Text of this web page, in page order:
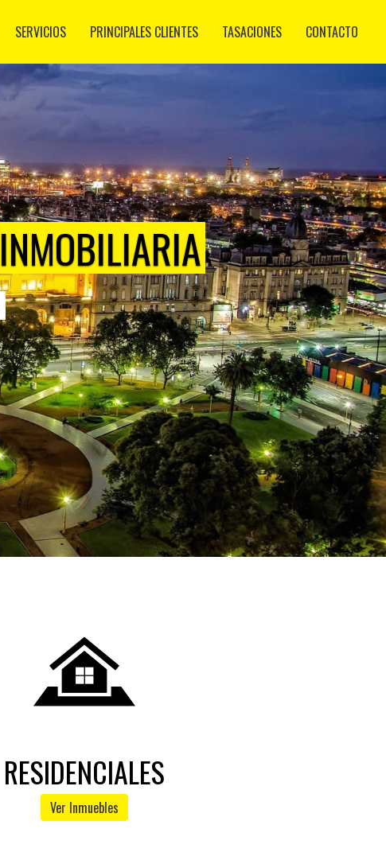
SERVICIOS PRINCIPALES CLIENTES TASACIONES CONTACTO
INMOBILIARIA
RESIDENCIALES
Ver Inmuebles